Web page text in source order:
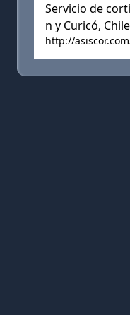
Servicio de
n y Curicó, Chile
http://